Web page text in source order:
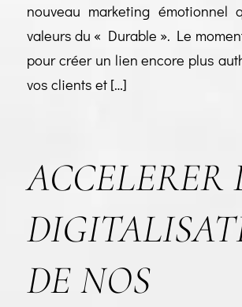
nouveau marketing émotionnel
valeurs du « Durable ». Le
pour créer un lien encore plus
vos clients et […]
ACCELERER
DE NOS